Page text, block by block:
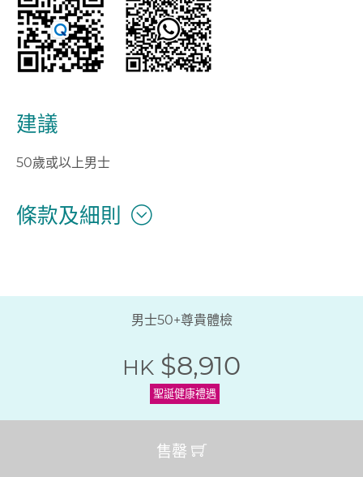
建議
50歲或以上男士
條款及細則
男士50+尊貴體檢
HK $8,910
聖誕健康禮遇
售罄